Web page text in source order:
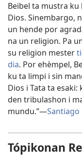
Beibel ta mustra
Dios. Sinembargo,
un hende por
na un religion. Pa
su religion mester
dia. Por ehèmpel,
ku ta limpi i sin
Dios i Tata ta
den tribulashon i
mundu.”—Santiago
Tópikonan